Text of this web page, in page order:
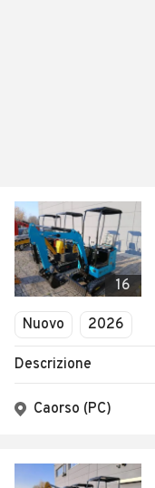
16
Nuovo 2026
Descrizione
Caorso (PC)